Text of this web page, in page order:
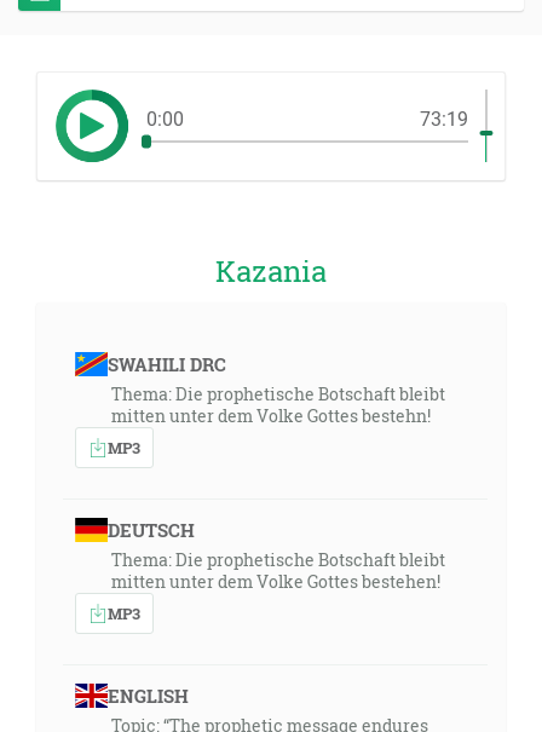
0:00 73:19
Kazania
SWAHILI DRC
Thema: Die prophetische Botschaft bleibt
mitten unter dem Volke Gottes bestehn!
MP3
DEUTSCH
Thema: Die prophetische Botschaft bleibt
mitten unter dem Volke Gottes bestehen!
MP3
ENGLISH
Topic: “The prophetic message endures